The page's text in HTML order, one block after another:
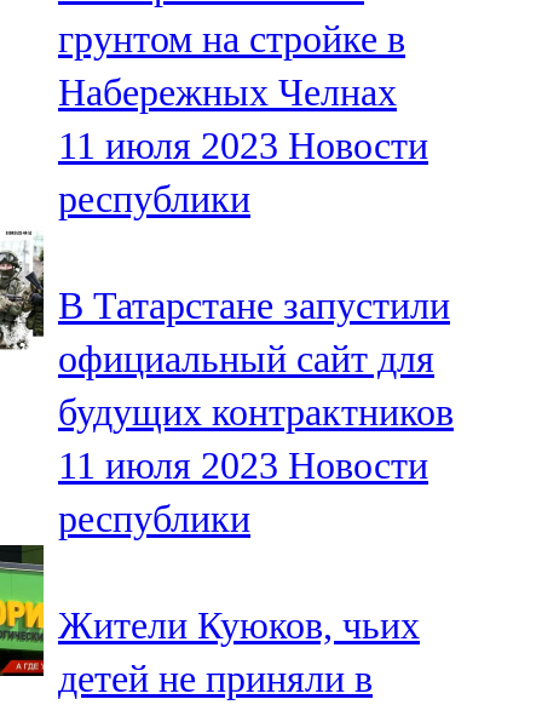
Чистай
103,0 FM
Чүпрәле
91,0 FM
102,3 FM
Яңа чишмә
107,0 FM
Яр Чаллы
105,5 FM
грунтом на стройке в
Набережных Челнах
11 июля 2023 Новости
республики
В Татарстане запустили
официальный сайт для
будущих контрактников
11 июля 2023 Новости
республики
Жители Куюков, чьих
детей не приняли в